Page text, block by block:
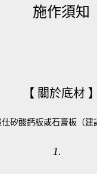
施作須知
【 關於底材 】
矽酸鈣板或石膏板（建
1.